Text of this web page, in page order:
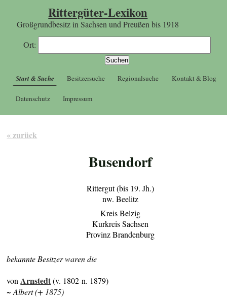
Rittergüter-Lexikon
Großgrundbesitz in Sachsen und Preußen bis 1918
Ort:
Start & Suche Besitzersuche Regionalsuche Kontakt & Blog
Datenschutz Impressum
« zurück
Busendorf
Rittergut (bis 19. Jh.)
nw. Beelitz
Kreis Belzig
Kurkreis Sachsen
Provinz Brandenburg
bekannte Besitzer waren die
von Arnstedt(v. 1802-n. 1879)
~ Albert (+ 1875)